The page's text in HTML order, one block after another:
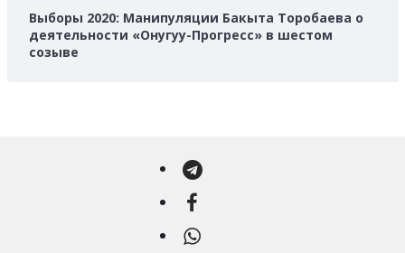
Выборы 2020: Манипуляции Бакыта Торобаева о
деятельности «Онугуу-Прогресс» в шестом
созыве
Telegram
Facebook
WhatsApp